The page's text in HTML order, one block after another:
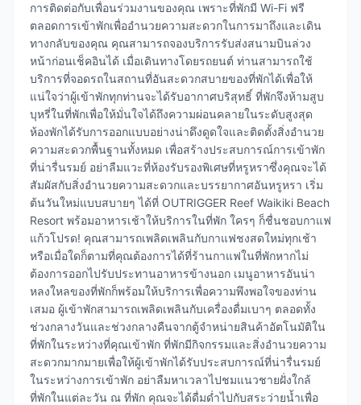
การติดต่อกับเพื่อนร่วมงานของคุณ เพราะที่พักมี Wi-Fi ฟรี
ตลอดการเข้าพักเพื่ออำนวยความสะดวกในการมาถึงและเดิน
ทางกลับของคุณ คุณสามารถจองบริการรับส่งสนามบินล่วง
หน้าก่อนเช็คอินได้ เมื่อเดินทางโดยรถยนต์ ท่านสามารถใช้
บริการที่จอดรถในสถานที่อันสะดวกสบายของที่พักได้เพื่อให้
แน่ใจว่าผู้เข้าพักทุกท่านจะได้รับอากาศบริสุทธิ์ ที่พักจึงห้ามสูบ
บุหรี่ในที่พักเพื่อให้มั่นใจได้ถึงความผ่อนคลายในระดับสูงสุด
ห้องพักได้รับการออกแบบอย่างน่าดึงดูดใจและติดตั้งสิ่งอำนวย
ความสะดวกพื้นฐานทั้งหมด เพื่อสร้างประสบการณ์การเข้าพัก
ที่น่ารื่นรมย์ อย่าลืมแวะที่ห้องรับรองพิเศษที่หรูหราซึ่งคุณจะได้
สัมผัสกับสิ่งอำนวยความสะดวกและบรรยากาศอันหรูหรา เริ่ม
ต้นวันใหม่แบบสบายๆ ได้ที่ OUTRIGGER Reef Waikiki Beach
Resort พร้อมอาหารเช้าให้บริการในที่พัก ใครๆ ก็ชื่นชอบกาแฟ
แก้วโปรด! คุณสามารถเพลิดเพลินกับกาแฟชงสดใหม่ทุกเช้า
หรือเมื่อใดก็ตามที่คุณต้องการได้ที่ร้านกาแฟในที่พักหากไม่
ต้องการออกไปรับประทานอาหารข้างนอก เมนูอาหารอันน่า
หลงใหลของที่พักก็พร้อมให้บริการเพื่อความพึงพอใจของท่าน
เสมอ ผู้เข้าพักสามารถเพลิดเพลินกับเครื่องดื่มเบาๆ ตลอดทั้ง
ช่วงกลางวันและช่วงกลางคืนจากตู้จำหน่ายสินค้าอัตโนมัติใน
ที่พักในระหว่างที่คุณเข้าพัก ที่พักมีกิจกรรมและสิ่งอำนวยความ
สะดวกมากมายเพื่อให้ผู้เข้าพักได้รับประสบการณ์ที่น่ารื่นรมย์
ในระหว่างการเข้าพัก อย่าลืมหาเวลาไปชมแนวชายฝั่งใกล้
ที่พักในแต่ละวัน ณ ที่พัก คุณจะได้ดื่มด่ำไปกับสระว่ายน้ำเพื่อ